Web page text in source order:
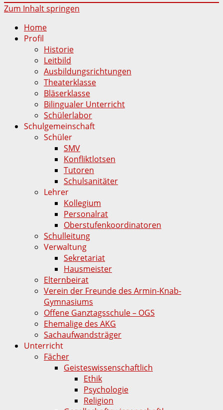
Zum Inhalt springen
Home
Profil
Historie
Leitbild
Ausbildungsrichtungen
Theaterklasse
Bläserklasse
Bilingualer Unterricht
Schülerlabor
Schulgemeinschaft
Schüler
SMV
Konfliktlotsen
Tutoren
Schulsanitäter
Lehrer
Kollegium
Personalrat
Oberstufenkoordinatoren
Schulleitung
Verwaltung
Sekretariat
Hausmeister
Elternbeirat
Verein der Freunde des Armin-Knab-
Gymnasiums
Offene Ganztagsschule – OGS
Ehemalige des AKG
Sachaufwandsträger
Unterricht
Fächer
Geisteswissenschaftlich
Ethik
Psychologie
Religion